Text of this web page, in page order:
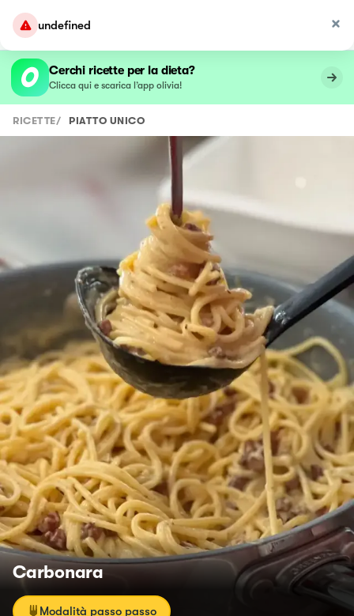
undefined
Cerchi ricette per la dieta?
Clicca qui e scarica l’app olivia!
RICETTE/ PIATTO UNICO
Carbonara
Modalità passo passo